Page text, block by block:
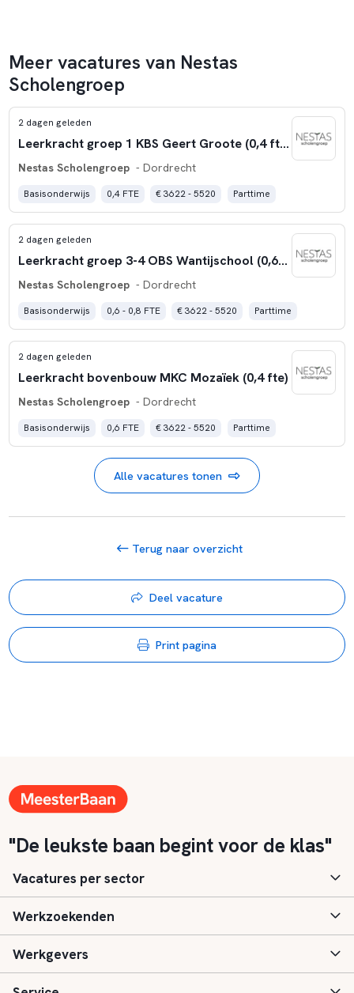
Meer vacatures van Nestas
Scholengroep
2 dagen geleden
Leerkracht groep 1 KBS Geert Groote (0,4 fte)
Nestas Scholengroep - Dordrecht
Basisonderwijs 0,4 FTE € 3622 - 5520 Parttime
2 dagen geleden
Leerkracht groep 3-4 OBS Wantijschool (0,6-0,8 fte)
Nestas Scholengroep - Dordrecht
Basisonderwijs 0,6 - 0,8 FTE € 3622 - 5520 Parttime
2 dagen geleden
Leerkracht bovenbouw MKC Mozaïek (0,4 fte)
Nestas Scholengroep - Dordrecht
Basisonderwijs 0,6 FTE € 3622 - 5520 Parttime
Alle vacatures tonen
Terug naar overzicht
Deel vacature
Print pagina
"De leukste baan begint voor de klas"
Vacatures per sector
Basisonderwijs
Speciaal (basis) onderwijs
Werkzoekenden
Aanmelden
Werkgevers